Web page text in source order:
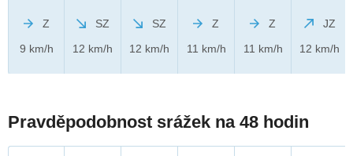
Z
9 km/h
SZ
12 km/h
SZ
12 km/h
Z
11 km/h
Z
11 km/h
JZ
12 km/h
Pravděpodobnost srážek na 48 hodin